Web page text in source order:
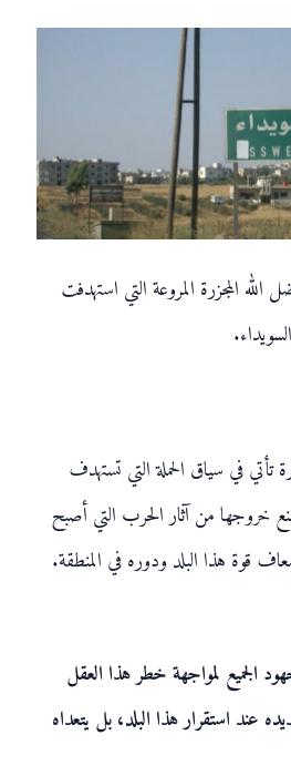
الله المجزرة المروعة التي استهدفت
تأتي في سياق الحملة التي تستهدف
خروجها من آثار الحرب التي أصبح
قوة هذا البلد ودوره في المنطقة.
الجميع لمواجهة خطر هذا العقل
عند استقرار هذا البلد، بل يتعداه